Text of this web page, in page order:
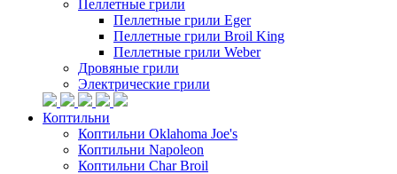
Пеллетные грили
Пеллетные грили Eger
Пеллетные грили Broil King
Пеллетные грили Weber
Дровяные грили
Электрические грили
Коптильни
Коптильни Oklahoma Joe's
Коптильни Napoleon
Коптильни Char Broil